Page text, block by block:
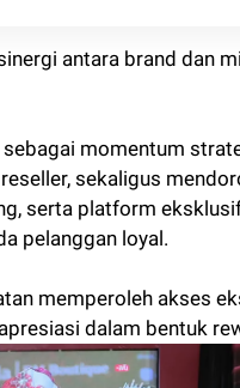
antara brand dan
sebagai momentum
sekaligus
serta platform
pelanggan loyal.
memperoleh akses
dalam bentuk